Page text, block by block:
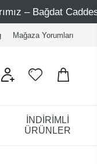
Caddesi 1 -
Mağaza Yorumları
İNDİRİMLİ
ÜRÜNLER